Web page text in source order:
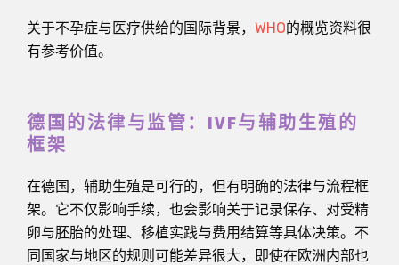
关于不孕症与医疗供给的国际背景， WHO的概览资料很
有参考价值。
德国的法律与监管：IVF与辅助生殖的
框架
在德国，辅助生殖是可行的，但有明确的法律与流程框
架。它不仅影响手续，也会影响关于记录保存、对受精
卵与胚胎的处理、移植实践与费用结算等具体决策。不
同国家与地区的规则可能差异很大，即使在欧洲内部也